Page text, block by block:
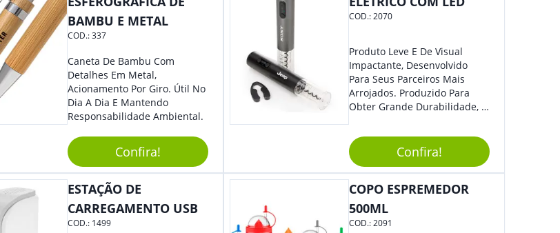
BAMBU E METAL
COD.:337
Caneta De Bambu Com
Detalhes Em Metal,
Acionamento Por Giro. Útil No
Dia A Dia E Mantendo
Responsabilidade Ambiental.
Confira!
COD.:2070
Produto Leve E De Visual
Impactante, Desenvolvido
Para Seus Parceiros Mais
Arrojados. Produzido Para
Obter Grande Durabilidade, É
Sua Marca De Forma Estilosa,
Agregando Valor Para Sua
Empresa Em Eventos.
Confira!
ESTAÇÃO DE
CARREGAMENTO USB
COD.: 1499
COPO ESPREMEDOR
500ML
COD.:2091